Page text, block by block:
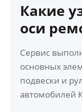
Какие
оси
Сервис
основных
подвески и
автомобилей